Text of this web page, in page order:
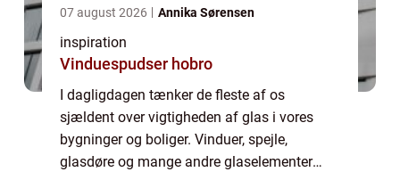
07 august 2026 Annika Sørensen
inspiration
Vinduespudser hobro
I dagligdagen tænker de fleste af os
sjældent over vigtigheden af glas i vores
bygninger og boliger. Vinduer, spejle,
glasdøre og mange andre glaselementer